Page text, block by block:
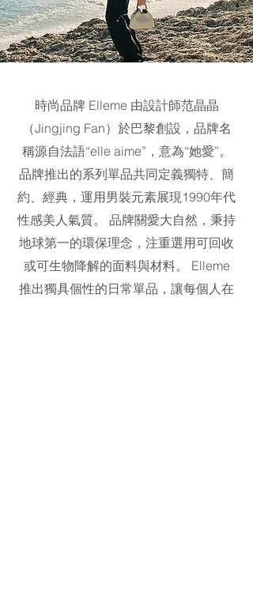
時尚品牌 Elleme 由設計師范晶晶
（Jingjing Fan）於巴黎創設，品牌名
稱源自法語“elle aime”，意為“她愛”。
品牌推出的系列單品共同定義獨特、簡
約、經典，運用男裝元素展現1990年代
性感美人氣質。 品牌關愛大自然，秉持
地球第一的環保理念，注重選用可回收
或可生物降解的面料與材料。 Elleme
推出獨具個性的日常單品，讓每個人在